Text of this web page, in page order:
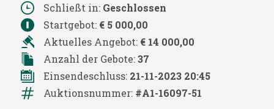
Schließt in: Geschlossen
Startgebot: € 5 000,00
Aktuelles Angebot: € 14 000,00
Anzahl der Gebote:37
Einsendeschluss: 21-11-2023 20:45
Auktionsnummer: #A1-16097-51